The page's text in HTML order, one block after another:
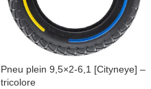
Pneu plein 9,5×2-6,1 [Cityneye] –
tricolore